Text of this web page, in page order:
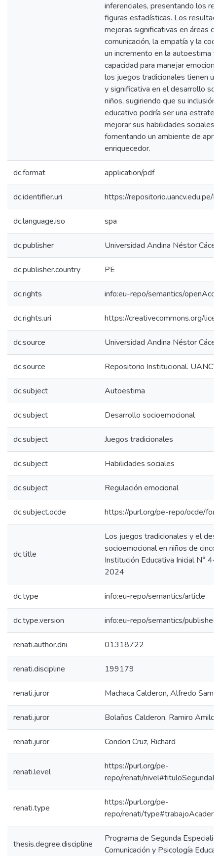
inferenciales, presentando los
figuras estadísticas. Los
mejoras significativas en áreas
comunicación, la empatía y la
un incremento en la autoestima y
capacidad para manejar
los juegos tradicionales tienen
y significativa en el desarrollo
niños, sugiriendo que su inclusión
educativo podría ser una
mejorar sus habilidades sociales
fomentando un ambiente de
enriquecedor.
dc.format application/pdf
dc.identifier.uri https://repositorio.uancv.edu.pe/
dc.language.iso spa
dc.publisher Universidad Andina Néstor
dc.publisher.country PE
dc.rights info:eu-repo/semantics/
dc.rights.uri https://creativecommons.org/
dc.source Universidad Andina Néstor
dc.source Repositorio Institucional. UANCV
dc.subject Autoestima
dc.subject Desarrollo socioemocional
dc.subject Juegos tradicionales
dc.subject Habilidades sociales
dc.subject Regulación emocional
dc.subject.ocde https://purl.org/pe-repo/ocde/
dc.title
Los juegos tradicionales y el
socioemocional en niños de cinco
Institución Educativa Inicial N°
2024
dc.type info:eu-repo/semantics/article
dc.type.version info:eu-repo/semantics/
renati.author.dni 01318722
renati.discipline 199179
renati.juror Machaca Calderon, Alfredo
renati.juror Bolaños Calderon, Ramiro Amilcar
renati.juror Condori Cruz, Richard
renati.level
https://purl.org/pe-
repo/renati/
renati.type
https://purl.org/pe-
repo/renati/
thesis.degree.discipline
Programa de Segunda
Comunicación y Psicología